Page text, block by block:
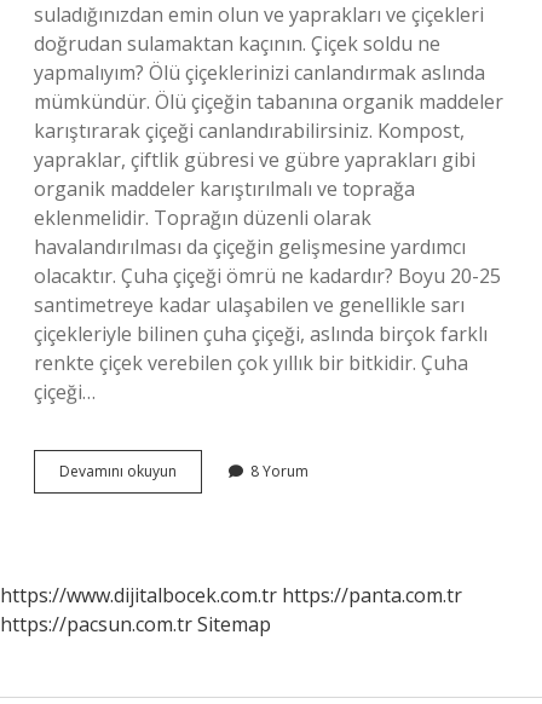
suladığınızdan emin olun ve yaprakları ve çiçekleri
doğrudan sulamaktan kaçının. Çiçek soldu ne
yapmalıyım? Ölü çiçeklerinizi canlandırmak aslında
mümkündür. Ölü çiçeğin tabanına organik maddeler
karıştırarak çiçeği canlandırabilirsiniz. Kompost,
yapraklar, çiftlik gübresi ve gübre yaprakları gibi
organik maddeler karıştırılmalı ve toprağa
eklenmelidir. Toprağın düzenli olarak
havalandırılması da çiçeğin gelişmesine yardımcı
olacaktır. Çuha çiçeği ömrü ne kadardır? Boyu 20-25
santimetreye kadar ulaşabilen ve genellikle sarı
çiçekleriyle bilinen çuha çiçeği, aslında birçok farklı
renkte çiçek verebilen çok yıllık bir bitkidir. Çuha
çiçeği…
Devamını okuyun
Çiçeğim
8 Yorum
https://www.dijitalbocek.com.tr https://panta.com.tr
https://pacsun.com.trSitemap